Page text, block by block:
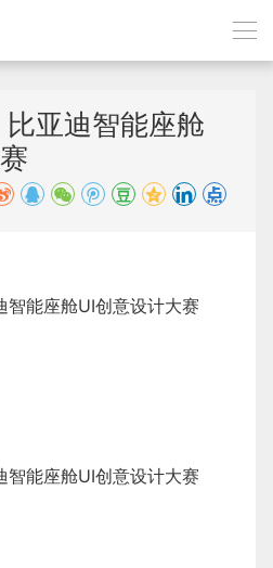
比亚迪智能座舱